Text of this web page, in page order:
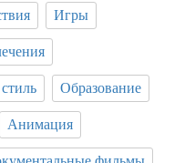
Игры
Образование
Анимация